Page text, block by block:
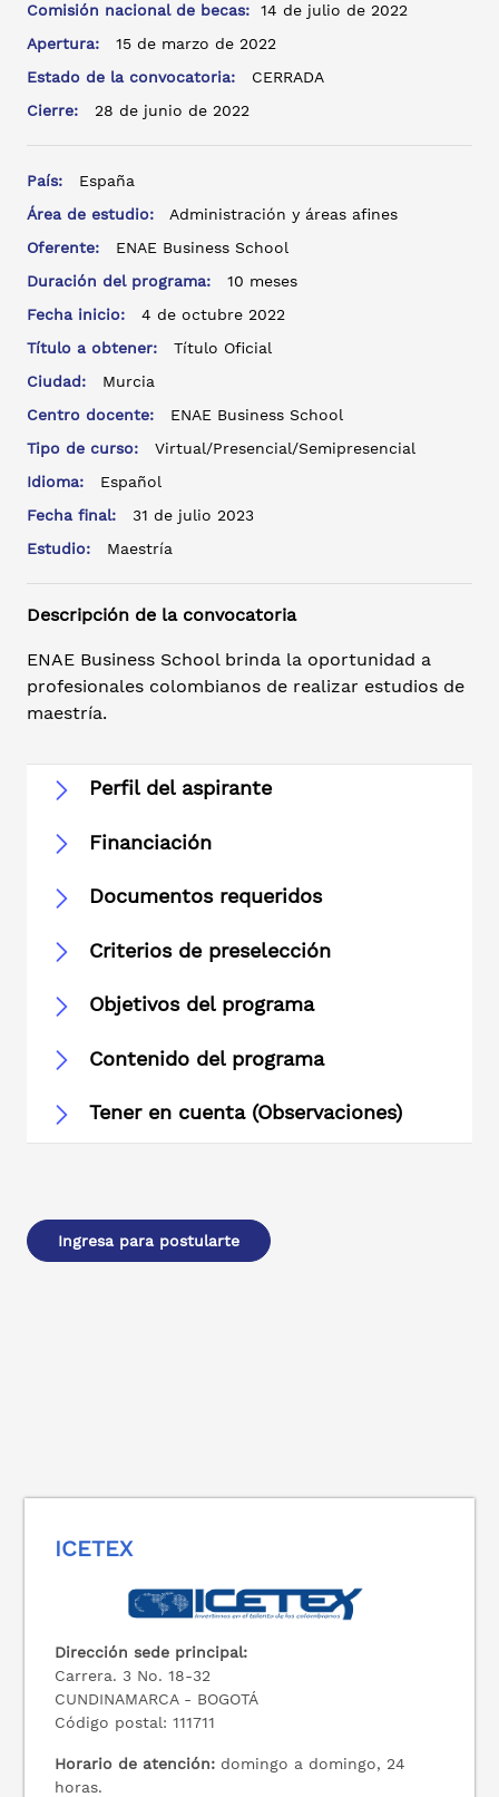
Comisión nacional de becas: 14 de julio de 2022
Apertura:
15 de marzo de 2022
Estado de la convocatoria:
CERRADA
Cierre:
28 de junio de 2022
País:
España
Área de estudio:
Administración y áreas afines
Oferente:
ENAE Business School
Duración del programa:
10 meses
Fecha inicio:
4 de octubre 2022
Título a obtener:
Título Oficial
Ciudad:
Murcia
Centro docente:
ENAE Business School
Tipo de curso:
Virtual/Presencial/Semipresencial
Idioma:
Español
Fecha final:
31 de julio 2023
Estudio:
Maestría
Descripción de la convocatoria
ENAE Business School brinda la oportunidad a
profesionales colombianos de realizar estudios de
maestría.
Perfil del aspirante
Financiación
Documentos requeridos
Criterios de preselección
Objetivos del programa
Contenido del programa
Tener en cuenta (Observaciones)
Ingresa para postularte
ICETEX
Dirección sede principal:
Carrera. 3 No. 18-32
CUNDINAMARCA - BOGOTÁ
Código postal: 111711
Horario de atención: domingo a domingo, 24
horas.